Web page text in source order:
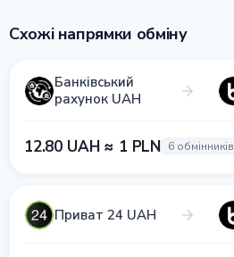
Схожі напрямки обміну
Банківський
рахунок UAH
12.80 UAH ≈ 1 PLN 6 обмінників
Приват 24 UAH